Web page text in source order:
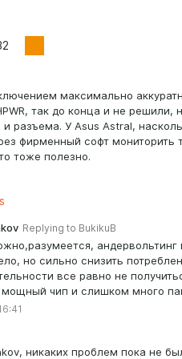
максимально
так до конца и не решили,
и разъема. У Asus Astral,
фирменный софт мониторить
тоже полезно.
Replying to BukikuB
но сильно снизить
все равно не
чип и слишком много
никаких проблем пока не